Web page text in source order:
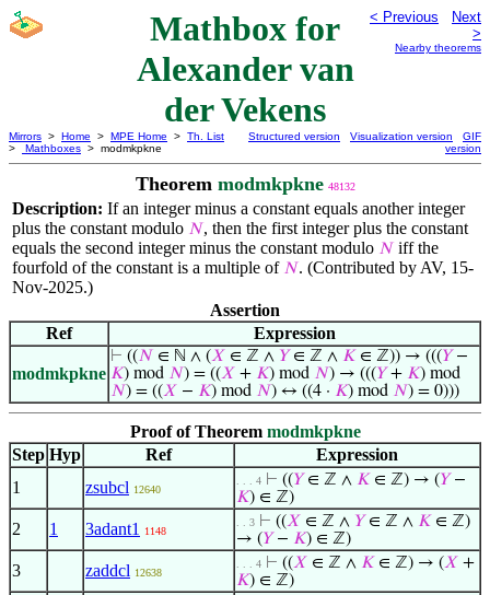
Mathbox for
Alexander van
der Vekens
< Previous
Next
>
Nearby theorems
Mirrors > Home > MPE Home > Th. List
>
Mathboxes > modmkpkne
Structured version Visualization version
GIF
version
Theorem modmkpkne 48132
Description: If an integer minus a constant equals another integer
plus the constant modulo 𝑁, then the first integer plus the constant
equals the second integer minus the constant modulo 𝑁 iff the
fourfold of the constant is a multiple of 𝑁. (Contributed by AV, 15-
Nov-2025.)
Assertion
Ref
Expression
modmkpkne
⊢ ((𝑁 ∈ ℕ ∧ (𝑋 ∈ ℤ ∧ 𝑌∈ ℤ ∧ 𝐾 ∈ ℤ)) → (((𝑌−
𝐾) mod 𝑁) = ((𝑋 + 𝐾) mod 𝑁) → (((𝑌+ 𝐾) mod
𝑁) = ((𝑋 − 𝐾) mod 𝑁) ↔ ((4 · 𝐾) mod 𝑁) = 0)))
Proof of Theorem modmkpkne
Step Hyp Ref
Expression
1
zsubcl 12640
. . . 4 ⊢ ((𝑌∈ ℤ ∧ 𝐾 ∈ ℤ) → (𝑌−
𝐾) ∈ ℤ)
2 1 3adant1 1148
. . 3 ⊢ ((𝑋 ∈ ℤ ∧ 𝑌∈ ℤ ∧ 𝐾 ∈ ℤ)
→ (𝑌− 𝐾) ∈ ℤ)
3 zaddcl 12638
. . . 4 ⊢ ((𝑋 ∈ ℤ ∧ 𝐾 ∈ ℤ) → (𝑋 +
𝐾) ∈ ℤ)